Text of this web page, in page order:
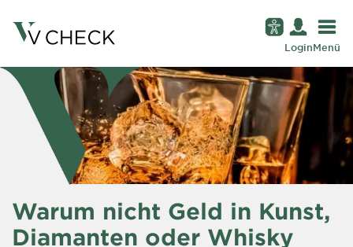
LoginMenü
Warum nicht Geld in Kunst,
Diamanten oder Whisky